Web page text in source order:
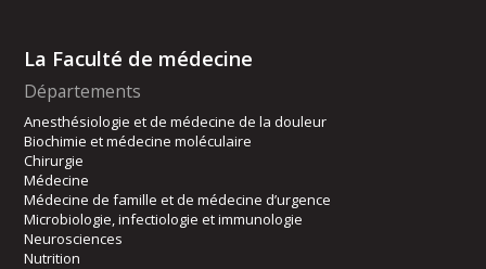
La Faculté de médecine
Départements
Anesthésiologie et de médecine de la douleur
Biochimie et médecine moléculaire
Chirurgie
Médecine
Médecine de famille et de médecine d’urgence
Microbiologie, infectiologie et immunologie
Neurosciences
Nutrition